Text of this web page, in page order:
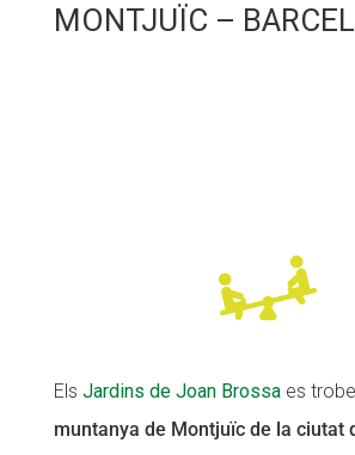
MONTJUÏC –
Els Jardins de Joan Brossaes
muntanya de Montjuïc de la ciutat